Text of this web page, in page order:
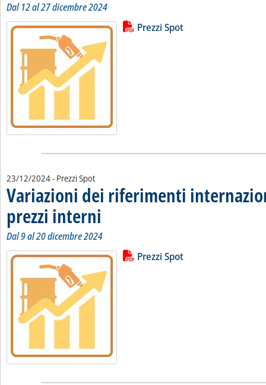
Dal 12 al 27 dicembre 2024
Leggi tutta la notizia:
Lista allegati PDF alla notizia
Prezzi Spot
23/12/2024- Prezzi Spot
Variazioni dei riferimenti
prezzi interni
Dal 9 al 20 dicembre 2024
Leggi tutta la notizia:
Lista allegati PDF alla notizia
Prezzi Spot